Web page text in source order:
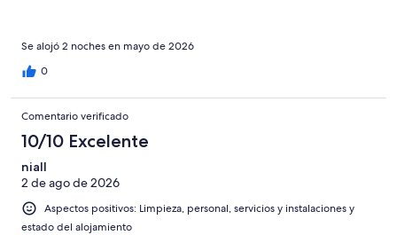
Se alojó 2 noches en mayo de 2026
0
Comentario verificado
10/10 Excelente
niall
2 de ago de 2026
Aspectos positivos: Limpieza, personal, servicios y instalaciones y
estado del alojamiento